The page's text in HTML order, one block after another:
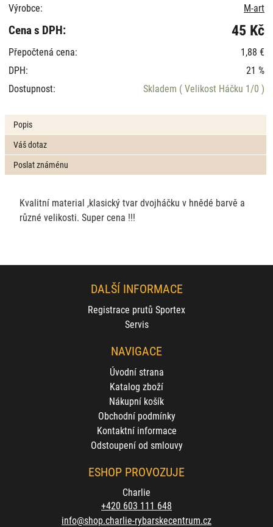
Výrobce:
M-art
Cena s DPH: 45 Kč
Přepočtená cena:
1,88 €
DPH:
21 %
Dostupnost:
Skladem ( Velikost Háčku 1/0 )
Popis
Váš dotaz
Poslat známénu
Kvalitní material ,klasický tvar dvojháčku v hnědé barvě a
různé velikosti. Super cena !!!
DALŠÍ INFORMACE
Registrace prutů Sportex
Servis
NAVIGACE
Úvodní strana
Katalog zboží
Nákupní košík
Obchodní podmínky
Kontaktní informace
Odstoupení od smlouvy
ESHOP PROVOZUJE
Charlie
+420 603 111 648
info@shop.charlie-rybarskecentrum.cz